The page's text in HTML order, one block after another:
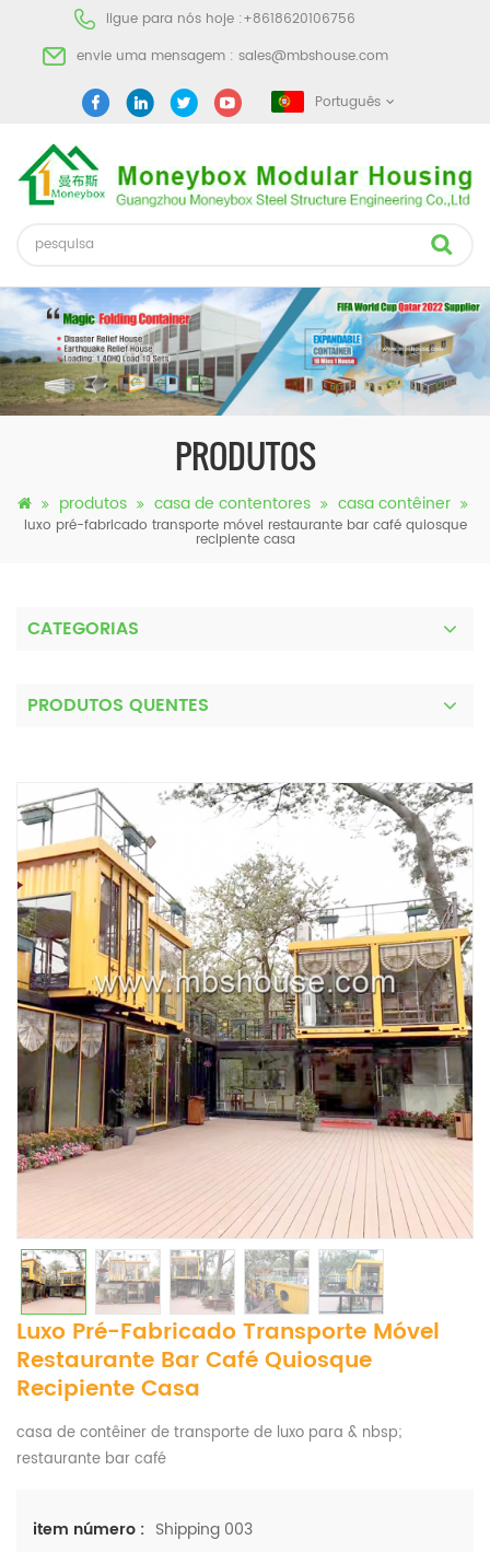
ligue para nós hoje :+8618620106756
envie uma mensagem : sales@mbshouse.com
Português
PRODUTOS
produtos casa de contentores casa contêiner
luxo pré-fabricado transporte móvel restaurante bar café quiosque
recipiente casa
CATEGORIAS
PRODUTOS QUENTES
Luxo Pré-Fabricado Transporte Móvel
Restaurante Bar Café Quiosque
Recipiente Casa
casa de contêiner de transporte de luxo para & nbsp;
restaurante bar café
item número : Shipping 003